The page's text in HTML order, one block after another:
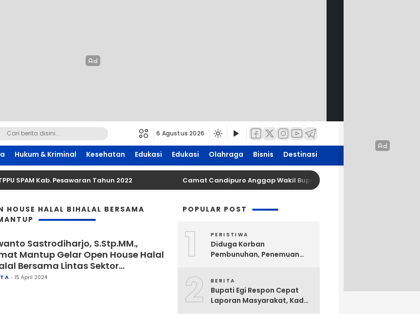
6 Agustus 2026
Hukum & Kriminal Kesehatan Edukasi Edukasi Olahraga Bisnis Destinasi
Kab. Pesawaran Tahun 2022 Camat Candipuro Anggap Wakil Bupati Lamsel Tidak Ada Langkah
HALAL BIHALAL BERSAMA
Sastrodiharjo, S.Stp.MM.,
Mantup Gelar Open House Halal
Bersama Lintas Sektor
Mantup
15 April 2024
POPULAR POST
1 PERISTIWA
Diduga Korban
Pembunuhan, Penemuan
Hebohkan Warga Bakauheni
2 BERITA
Bupati Egi Respon Cepat
Laporan Masyarakat, Kades